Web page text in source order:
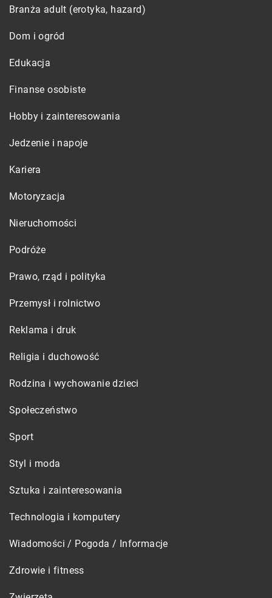
Branża adult (erotyka, hazard)
Dom i ogród
Edukacja
Finanse osobiste
Hobby i zainteresowania
Jedzenie i napoje
Kariera
Motoryzacja
Nieruchomości
Podróże
Prawo, rząd i polityka
Przemysł i rolnictwo
Reklama i druk
Religia i duchowość
Rodzina i wychowanie dzieci
Społeczeństwo
Sport
Styl i moda
Sztuka i zainteresowania
Technologia i komputery
Wiadomości / Pogoda / Informacje
Zdrowie i fitness